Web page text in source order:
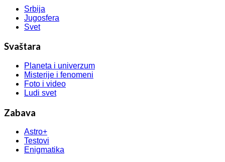
Srbija
Jugosfera
Svet
Svaštara
Planeta i univerzum
Misterije i fenomeni
Foto i video
Ludi svet
Zabava
Astro+
Testovi
Enigmatika